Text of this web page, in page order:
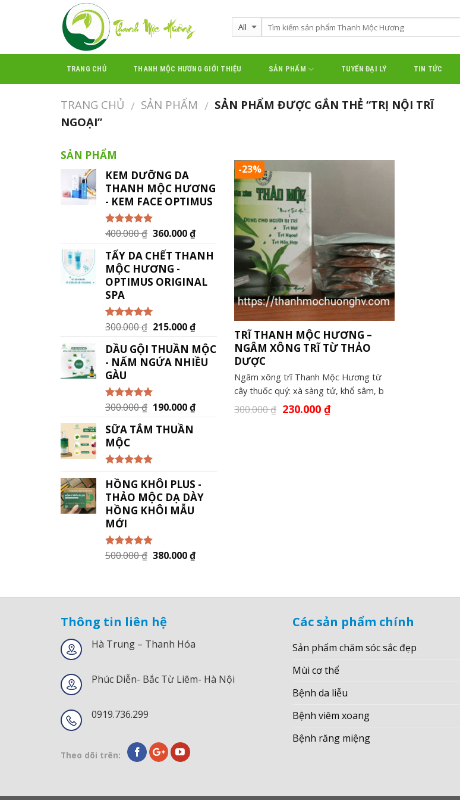
TRANG CHỦ THANH MỘC HƯƠNG GIỚI THIỆU SẢN PHẨM TUYỂN ĐẠI LÝ TIN TỨC
TRANG CHỦ / SẢN PHẨM / SẢN PHẨM ĐƯỢC GẮN THẺ “TRỊ NỘI TRĨ
NGOẠI”
SẢN PHẨM
KEM DƯỠNG DA
THANH MỘC HƯƠNG
- KEM FACE OPTIMUS
Được xếp
5.005
sao
400.000₫ 360.000₫
TẨY DA CHẾT THANH
MỘC HƯƠNG -
OPTIMUS ORIGINAL
SPA
Được xếp
5.005
sao
300.000₫ 215.000₫
DẦU GỘI THUẦN MỘC
- NẤM NGỨA NHIỀU
GÀU
Được xếp
5.005
sao
300.000₫ 190.000₫
SỮA TẮM THUẦN
MỘC
hạng5.005
sao
HỒNG KHÔI PLUS -
THẢO MỘC DẠ DÀY
HỒNG KHÔI MẪU
MỚI
Được xếp
5.005
500.000₫ 380.000₫
-23%
TRĨ THANH MỘC HƯƠNG –
NGÂM XÔNG TRĨ TỪ THẢO
DƯỢC
Ngâm xông trĩ Thanh Mộc Hương từ
cây thuốc quý: xà sàng tử, khổ sâm, b
300.000₫ 230.000₫
Thông tin liên hệ
Hà Trung – Thanh Hóa
Phúc Diễn- Bắc Từ Liêm- Hà Nội
0919.736.299
Theo dõi trên:
Các sản phẩm chính
Sản phẩm chăm sóc sắc đẹp
Mùi cơ thể
Bệnh da liễu
Bệnh viêm xoang
Bệnh răng miệng